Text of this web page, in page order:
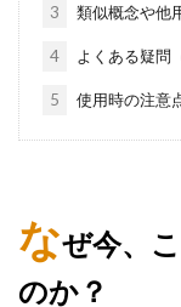
3 類似概念や他
4 よくある疑問
5 使用時の注意
なぜ今、
のか？